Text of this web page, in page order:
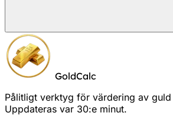
GoldCalc
Pålitligt verktyg för värdering av
Uppdateras var 30:e minut.